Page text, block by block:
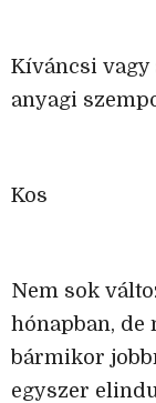
Kíváncsi vagy
anyagi
Kos
Nem sok
hónapban, de
bármikor
egyszer